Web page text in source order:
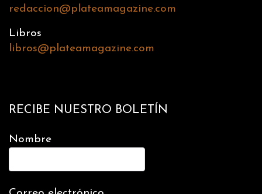
redaccion@plateamagazine.com
Libros
libros@plateamagazine.com
RECIBE NUESTRO BOLETÍN
Nombre